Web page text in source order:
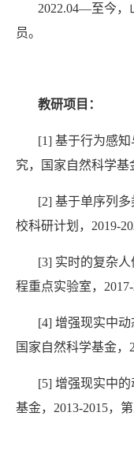
2022.04—至今，
员。
教研项目：
[1] 基于行为感
究，国家自然科学基
[2] 基于单序列
校科研计划， 2019-
[3] 实时的复杂
程重点实验室，
[4] 增强现实中动
国家自然科学基金，
[5] 增强现实中
基金， 2013-2015，